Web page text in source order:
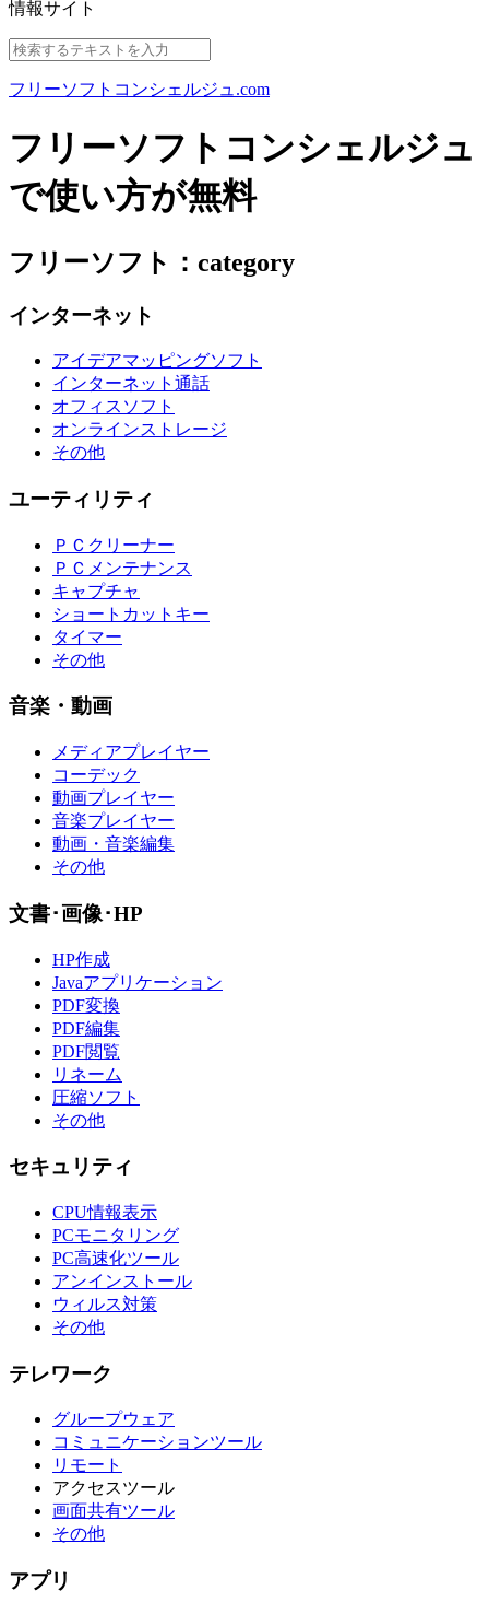
情報サイト
フリーソフトコンシェルジュ.com
フリーソフトコンシェルジュ
で使い方が無料
フリーソフト：category
インターネット
アイデアマッピングソフト
インターネット通話
オフィスソフト
オンラインストレージ
その他
ユーティリティ
ＰＣクリーナー
ＰＣメンテナンス
キャプチャ
ショートカットキー
タイマー
その他
音楽・動画
メディアプレイヤー
コーデック
動画プレイヤー
音楽プレイヤー
動画・音楽編集
その他
文書･画像･HP
HP作成
Javaアプリケーション
PDF変換
PDF編集
PDF閲覧
リネーム
圧縮ソフト
その他
セキュリティ
CPU情報表示
PCモニタリング
PC高速化ツール
アンインストール
ウィルス対策
その他
テレワーク
グループウェア
コミュニケーションツール
リモート
アクセスツール
画面共有ツール
その他
アプリ